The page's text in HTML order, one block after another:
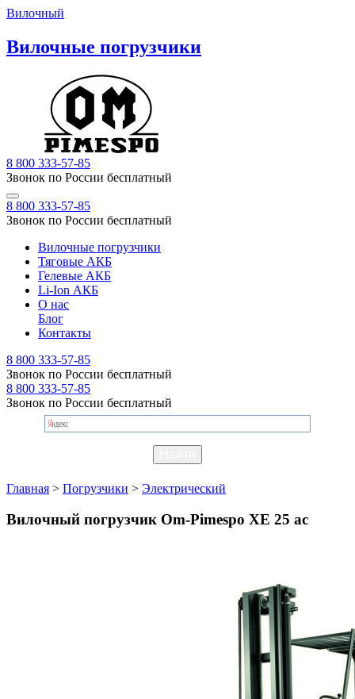
Вилочный
Вилочные погрузчики
8 800 333-57-85
Звонок по России бесплатный
8 800 333-57-85
Звонок по России бесплатный
Вилочные погрузчики
Тяговые АКБ
Гелевые АКБ
Li-Ion АКБ
О нас
Блог
Контакты
8 800 333-57-85
Звонок по России бесплатный
8 800 333-57-85
Звонок по России бесплатный
Главная > Погрузчики > Электрический
Вилочный погрузчик Om-Pimespo XE 25 ac